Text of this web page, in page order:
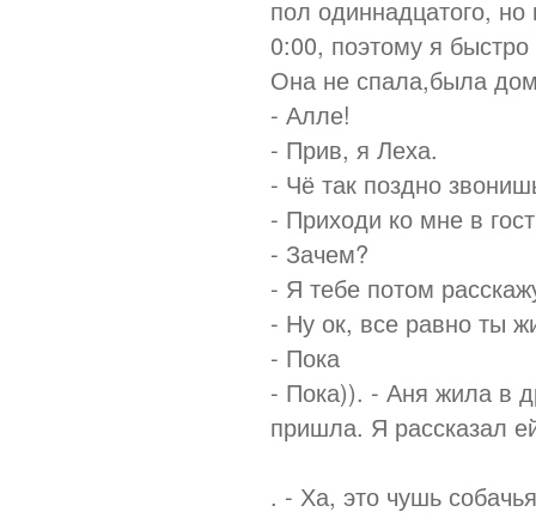
пол одиннадцатого,
0:00, поэтому я
Она не спала,была
- Алле!
- Прив, я Леха.
- Чё так поздно
- Приходи ко мне в
- Зачем?
- Я тебе потом
- Ну ок, все равно ты
- Пока
- Пока)). - Аня жила в
пришла. Я рассказал
. - Ха, это чушь